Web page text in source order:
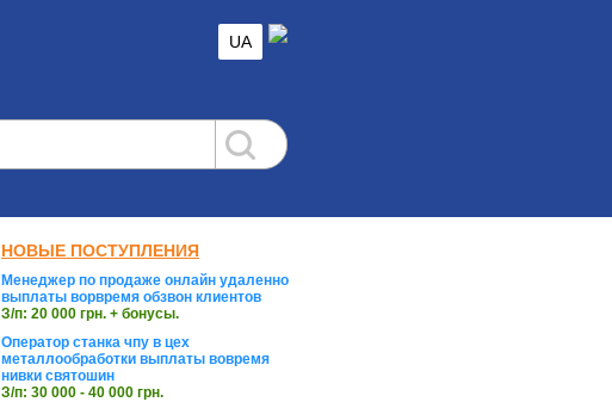
UA
НОВЫЕ ПОСТУПЛЕНИЯ
Менеджер по продаже онлайн удаленно
выплаты ворвремя обзвон клиентов
З/п: 20 000 грн. + бонусы.
Оператор станка чпу в цех
металлообработки выплаты вовремя
нивки святошин
З/п: 30 000 - 40 000 грн.